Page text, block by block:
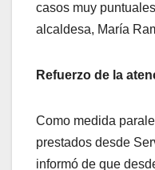
casos muy
alcaldesa, María
Refuerzo de la
Como medida
prestados desde
informó de que